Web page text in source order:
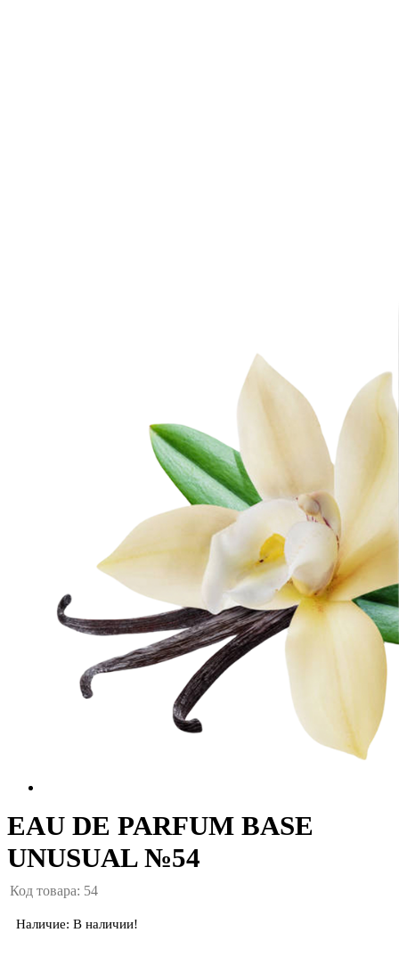
EAU DE PARFUM BASE
UNUSUAL №54
Код товара: 54
Наличие: В наличии!